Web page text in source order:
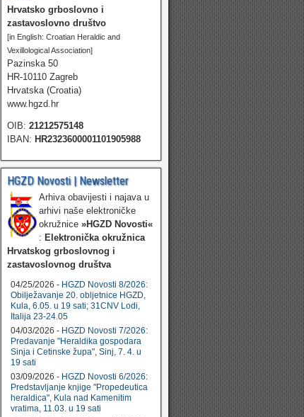
Hrvatsko grboslovno i
zastavoslovno društvo
[in English: Croatian Heraldic and
Vexillological Association]
Pazinska 50
HR-10110 Zagreb
Hrvatska (Croatia)
www.hgzd.hr
OIB: 21212575148
IBAN: HR2323600001101905988
HGZD Novosti | Newsletter
Arhiva obavijesti i najava u
arhivi naše elektroničke
okružnice »HGZD Novosti«
: Elektronička okružnica
Hrvatskog grboslovnog i
zastavoslovnog društva
04/25/2026 - HGZD Novosti 8/2026:
Obilježavanje 20. obljetnice HGZD,
Kula, 6.05. u 19 sati; 31CNV Lodi,
Italija 23-24.05
04/03/2026 - HGZD Novosti 7/2026:
Predavanje "Heraldika gospodara
Sinja i Cetinske župa", Sinj, 7. 4. u
19 sati
03/09/2026 - HGZD Novosti 6/2026:
Predstavljanje knjige "Propedeutica
heraldica", Kula nad Kamenitim
vratima, 11.03. u 19 sati